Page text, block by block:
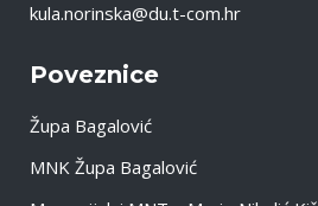
kula.norinska@du.t-com.hr
Poveznice
Župa Bagalović
MNK Župa Bagalović